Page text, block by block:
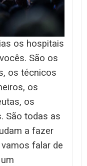
os hospitais
São os
os técnicos
os
os
São todas as
a fazer
falar de